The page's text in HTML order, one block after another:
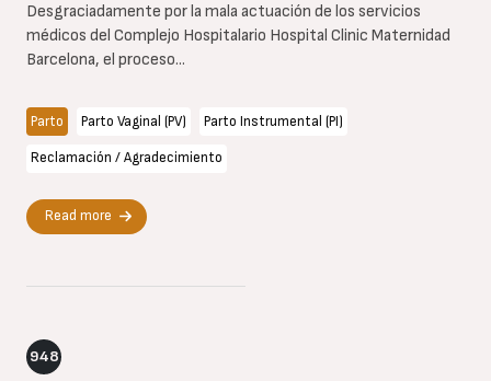
Desgraciadamente por la mala actuación de los servicios
médicos del Complejo Hospitalario Hospital Clinic Maternidad
Barcelona, el proceso...
Parto Parto Vaginal (PV) Parto Instrumental (PI)
Reclamación / Agradecimiento
Read more
948